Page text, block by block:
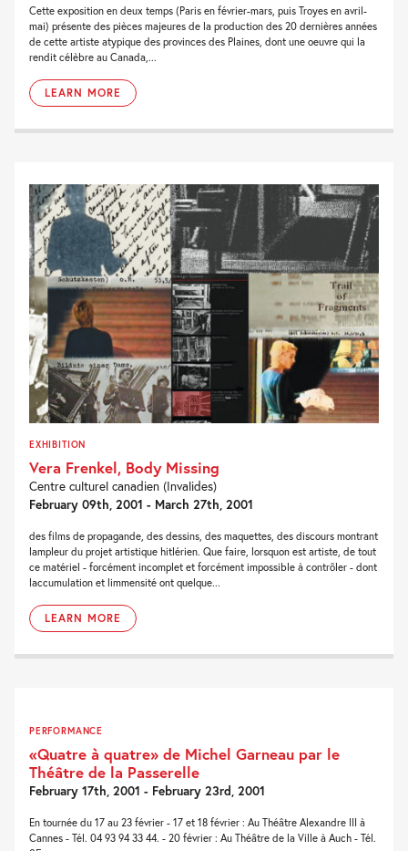
Cette exposition en deux temps (Paris en février-mars, puis Troyes en avril-
mai) présente des pièces majeures de la production des 20 dernières années
de cette artiste atypique des provinces des Plaines, dont une oeuvre qui la
rendit célèbre au Canada,...
LEARN MORE
EXHIBITION
Vera Frenkel, Body Missing
Centre culturel canadien (Invalides)
February 09th, 2001 - March 27th, 2001
des films de propagande, des dessins, des maquettes, des discours montrant
lampleur du projet artistique hitlérien. Que faire, lorsquon est artiste, de tout
ce matériel - forcément incomplet et forcément impossible à contrôler - dont
laccumulation et limmensité ont quelque...
LEARN MORE
PERFORMANCE
«Quatre à quatre» de Michel Garneau par le
Théâtre de la Passerelle
February 17th, 2001 - February 23rd, 2001
En tournée du 17 au 23 février - 17 et 18 février : Au Théâtre Alexandre III à
Cannes - Tél. 04 93 94 33 44. - 20 février : Au Théâtre de la Ville à Auch - Tél.